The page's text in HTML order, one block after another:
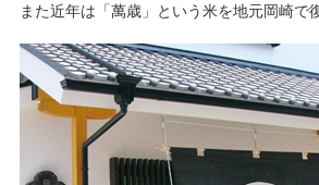
また近年は「萬歳」という米を地元岡崎で